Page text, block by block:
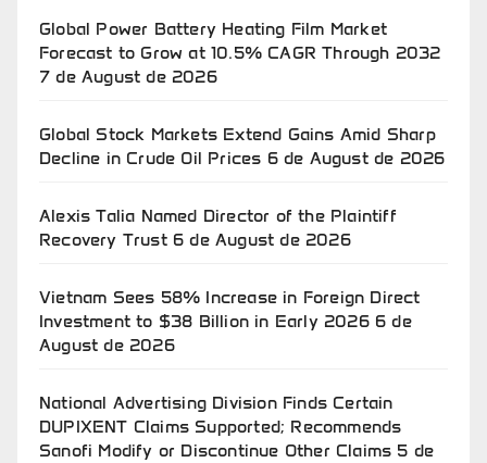
Global Power Battery Heating Film Market
Forecast to Grow at 10.5% CAGR Through 2032
7 de August de 2026
Global Stock Markets Extend Gains Amid Sharp
Decline in Crude Oil Prices 6 de August de 2026
Alexis Talia Named Director of the Plaintiff
Recovery Trust 6 de August de 2026
Vietnam Sees 58% Increase in Foreign Direct
Investment to $38 Billion in Early 2026 6 de
August de 2026
National Advertising Division Finds Certain
DUPIXENT Claims Supported; Recommends
Sanofi Modify or Discontinue Other Claims 5 de